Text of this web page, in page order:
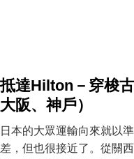
抵達Hilton－穿梭
大阪、神戶）
日本的大眾運輸向來就以
差，但也很接近了。從關